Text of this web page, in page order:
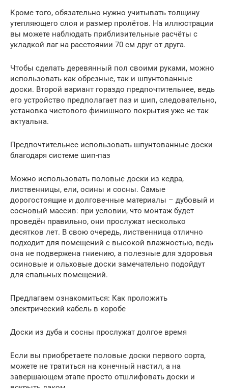
Кроме того, обязательно нужно учитывать толщину
утепляющего слоя и размер пролётов. На иллюстрации
вы можете наблюдать приблизительные расчёты с
укладкой лаг на расстоянии 70 см друг от друга.
Чтобы сделать деревянный пол своими руками, можно
использовать как обрезные, так и шпунтованные
доски. Второй вариант гораздо предпочтительнее, ведь
его устройство предполагает паз и шип, следовательно,
установка чистового финишного покрытия уже не так
актуальна.
Предпочтительнее использовать шпунтованные доски
благодаря системе шип-паз
Можно использовать половые доски из кедра,
лиственницы, ели, осины и сосны. Самые
дорогостоящие и долговечные материалы – дубовый и
сосновый массив: при условии, что монтаж будет
проведён правильно, они прослужат несколько
десятков лет. В свою очередь, лиственница отлично
подходит для помещений с высокой влажностью, ведь
она не подвержена гниению, а полезные для здоровья
осиновые и ольховые доски замечательно подойдут
для спальных помещений.
Предлагаем ознакомиться: Как проложить
электрический кабель в коробе
Доски из дуба и сосны прослужат долгое время
Если вы приобретаете половые доски первого сорта,
можете не тратиться на конечный настил, а на
завершающем этапе просто отшлифовать доски и